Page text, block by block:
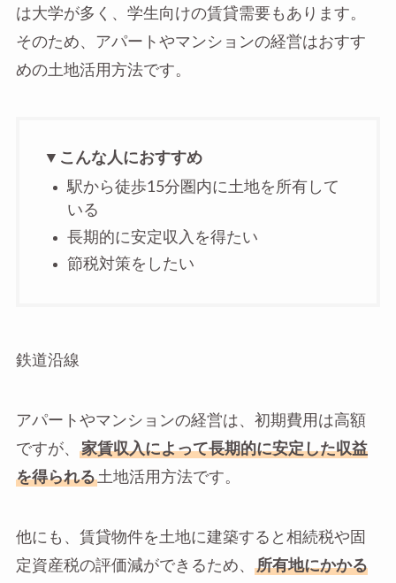
は大学が多く、学生向けの賃貸需要もあります。
そのため、アパートやマンションの経営はおすす
めの土地活用方法です。
▼こんな人におすすめ
駅から徒歩15分圏内に土地を所有して
いる
長期的に安定収入を得たい
節税対策をしたい
鉄道沿線
アパートやマンションの経営は、初期費用は高額
ですが、
家賃収入によって長期的に安定した収益
を得られる土地活用方法です。
他にも、賃貸物件を土地に建築すると相続税や固
定資産税の評価減ができるため、
所有地にかかる